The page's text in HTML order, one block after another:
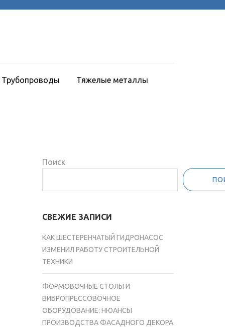
Трубопроводы Тяжелые металлы
Поиск
СВЕЖИЕ ЗАПИСИ
КАК ШЕСТЕРЕНЧАТЫЙ ГИДРОНАСОС
ИЗМЕНИЛ РАБОТУ СТРОИТЕЛЬНОЙ
ТЕХНИКИ
ФОРМОВОЧНЫЕ СТОЛЫ И
ВИБРОПРЕССОВОЧНОЕ
ОБОРУДОВАНИЕ: НЮАНСЫ
ПРОИЗВОДСТВА ФАСАДНОГО ДЕКОРА